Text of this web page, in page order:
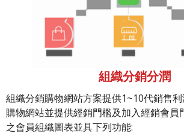
組織分銷分潤
組織分銷購物網站方案提供1~10代銷售
購物網站並提供經銷門檻及加入經銷會員
之會員組織圖表並具下列功能: